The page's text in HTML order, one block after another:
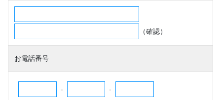
（確認）
お電話番号
- -